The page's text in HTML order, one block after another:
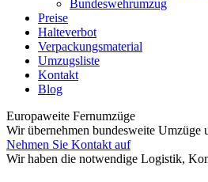
Bundeswehrumzug
Preise
Halteverbot
Verpackungsmaterial
Umzugsliste
Kontakt
Blog
Europaweite Fernumzüge
Wir übernehmen bundesweite Umzüge
Nehmen Sie Kontakt auf
Wir haben die notwendige Logistik,